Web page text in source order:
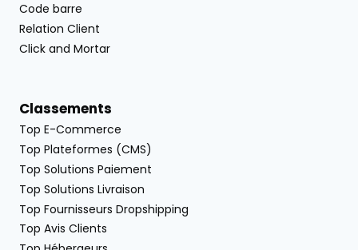
Code barre
Relation Client
Click and Mortar
Classements
Top E-Commerce
Top Plateformes (CMS)
Top Solutions Paiement
Top Solutions Livraison
Top Fournisseurs Dropshipping
Top Avis Clients